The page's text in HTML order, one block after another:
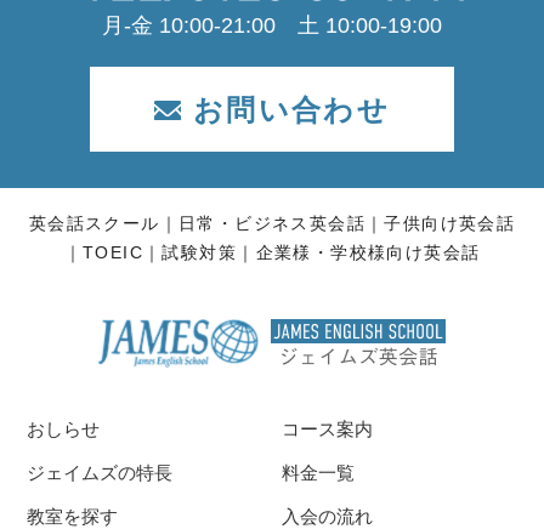
月-金 10:00-21:00 土 10:00-19:00
お問い合わせ
英会話スクール 日常・ビジネス英会話
子供向け英会話
TOEIC
試験対策 企業様・学校様向け英会話
おしらせ
ジェイムズの特長
教室を探す
コース案内
料金一覧
入会の流れ